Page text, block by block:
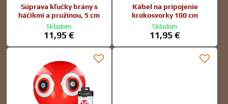
Súprava kľučky brány s
háčikmi a pružinou, 5 cm
Skladom
11,95 €
Kábel na pripojenie
krokosvorky 100 cm
Skladom
11,95 €